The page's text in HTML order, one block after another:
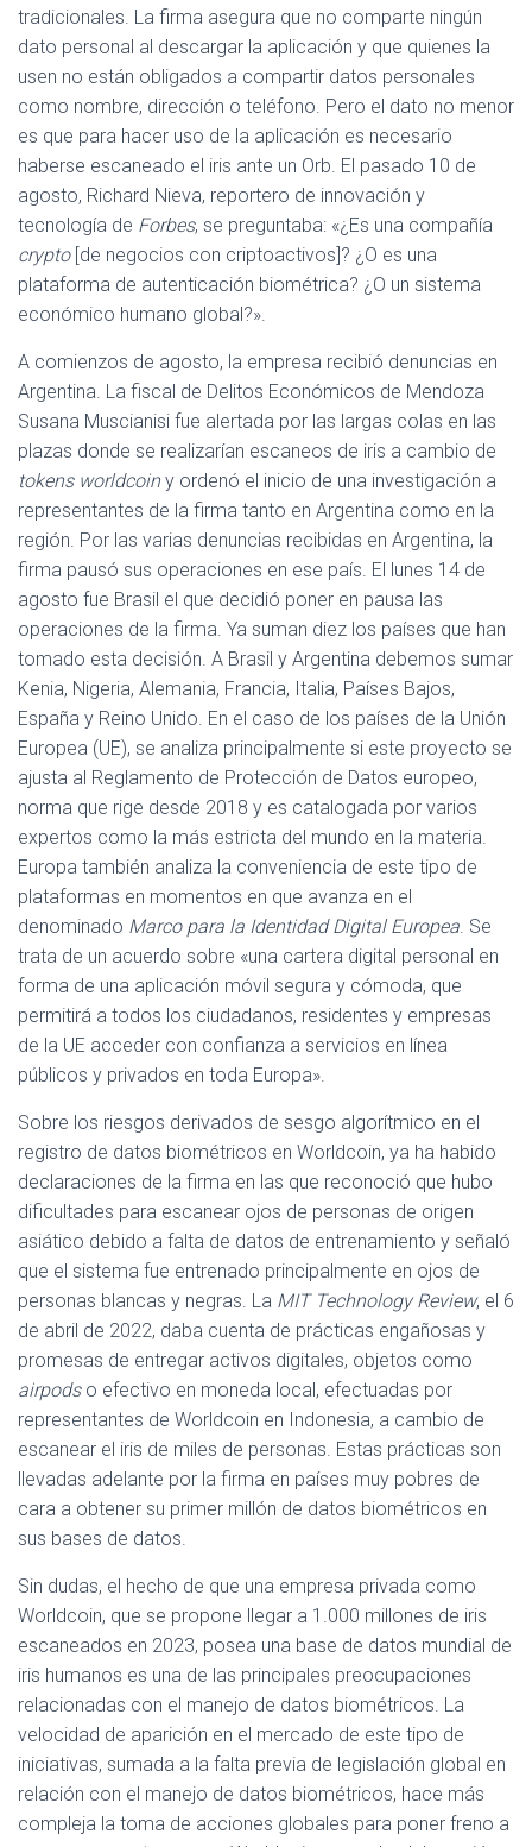
tradicionales. La firma asegura que no comparte ningún
dato personal al descargar la aplicación y que quienes la
usen no están obligados a compartir datos personales
como nombre, dirección o teléfono. Pero el dato no menor
es que para hacer uso de la aplicación es necesario
haberse escaneado el iris ante un Orb. El pasado 10 de
agosto, Richard Nieva, reportero de innovación y
tecnología de Forbes, se preguntaba: «¿Es una compañía
crypto[de negocios con criptoactivos]? ¿O es una
plataforma de autenticación biométrica? ¿O un sistema
económico humano global?».
A comienzos de agosto, la empresa recibió denuncias en
Argentina. La fiscal de Delitos Económicos de Mendoza
Susana Muscianisi fue alertada por las largas colas en las
plazas donde se realizarían escaneos de iris a cambio de
tokens worldcoiny ordenó el inicio de una investigación a
representantes de la firma tanto en Argentina como en la
región. Por las varias denuncias recibidas en Argentina, la
firma pausó sus operaciones en ese país. El lunes 14 de
agosto fue Brasil el que decidió poner en pausa las
operaciones de la firma. Ya suman diez los países que han
tomado esta decisión. A Brasil y Argentina debemos sumar
Kenia, Nigeria, Alemania, Francia, Italia, Países Bajos,
España y Reino Unido. En el caso de los países de la Unión
Europea (UE), se analiza principalmente si este proyecto se
ajusta al Reglamento de Protección de Datos europeo,
norma que rige desde 2018 y es catalogada por varios
expertos como la más estricta del mundo en la materia.
Europa también analiza la conveniencia de este tipo de
plataformas en momentos en que avanza en el
denominado Marco para la Identidad Digital Europea. Se
trata de un acuerdo sobre «una cartera digital personal en
forma de una aplicación móvil segura y cómoda, que
permitirá a todos los ciudadanos, residentes y empresas
de la UE acceder con confianza a servicios en línea
públicos y privados en toda Europa».
Sobre los riesgos derivados de sesgo algorítmico en el
registro de datos biométricos en Worldcoin, ya ha habido
declaraciones de la firma en las que reconoció que hubo
dificultades para escanear ojos de personas de origen
asiático debido a falta de datos de entrenamiento y señaló
que el sistema fue entrenado principalmente en ojos de
personas blancas y negras. La MIT Technology Review, el 6
de abril de 2022, daba cuenta de prácticas engañosas y
promesas de entregar activos digitales, objetos como
airpodso efectivo en moneda local, efectuadas por
representantes de Worldcoin en Indonesia, a cambio de
escanear el iris de miles de personas. Estas prácticas son
llevadas adelante por la firma en países muy pobres de
cara a obtener su primer millón de datos biométricos en
sus bases de datos.
Sin dudas, el hecho de que una empresa privada como
Worldcoin, que se propone llegar a 1.000 millones de iris
escaneados en 2023, posea una base de datos mundial de
iris humanos es una de las principales preocupaciones
relacionadas con el manejo de datos biométricos. La
velocidad de aparición en el mercado de este tipo de
iniciativas, sumada a la falta previa de legislación global en
relación con el manejo de datos biométricos, hace más
compleja la toma de acciones globales para poner freno a